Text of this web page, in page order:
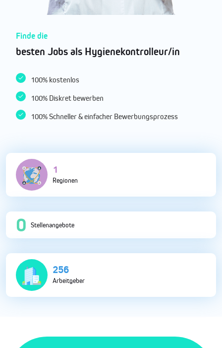
Finde die
besten Jobs als Hygienekontrolleur/in
100% kostenlos
100% Diskret bewerben
100% Schneller & einfacher Bewerbungsprozess
4
Regionen
0 Stellenangebote
714
Arbeitgeber